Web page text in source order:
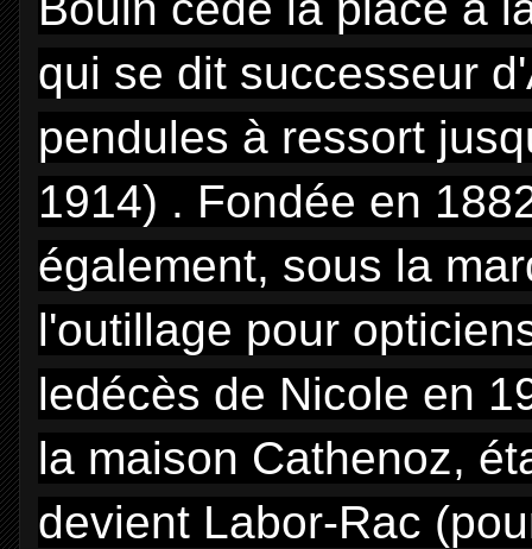
qui se dit successeur
pendules à ressort
1914) . Fondée en
également, sous la
l'outillage pour
ledécès de Nicole en
la maison Cathenoz,
devient Labor-Rac